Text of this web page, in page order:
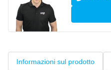
Informazioni sul prodotto